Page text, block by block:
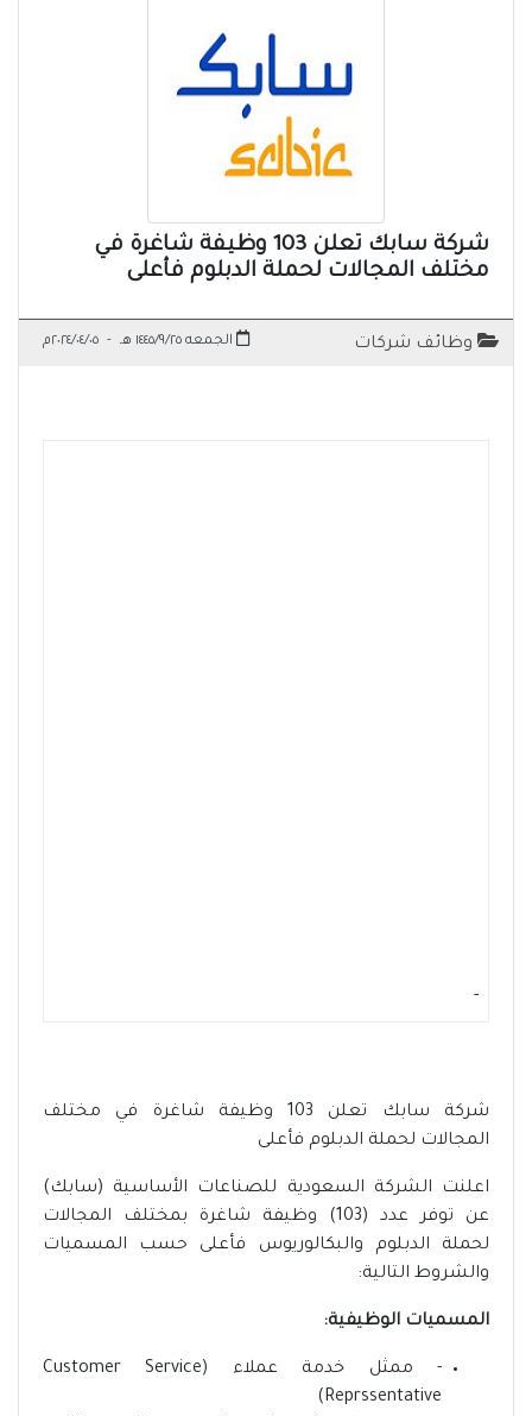
شركة سابك تعلن 103 وظيفة شاغرة في
مختلف المجالات لحملة الدبلوم فأعلى
وظائف شركات الجمعه ١٤٤٥/٩/٢٥ هـ - ٢٠٢٤/٠٤/٠٥م
-
شركة سابك تعلن 103 وظيفة شاغرة في مختلف
المجالات لحملة الدبلوم فأعلى
اعلنت الشركة السعودية للصناعات الأساسية (سابك)
عن توفر عدد (103) وظيفة شاغرة بمختلف المجالات
لحملة الدبلوم والبكالوريوس فأعلى حسب المسميات
والشروط التالية:
المسميات الوظيفية:
- ممثل خدمة عملاء (Customer Service
Reprssentative)